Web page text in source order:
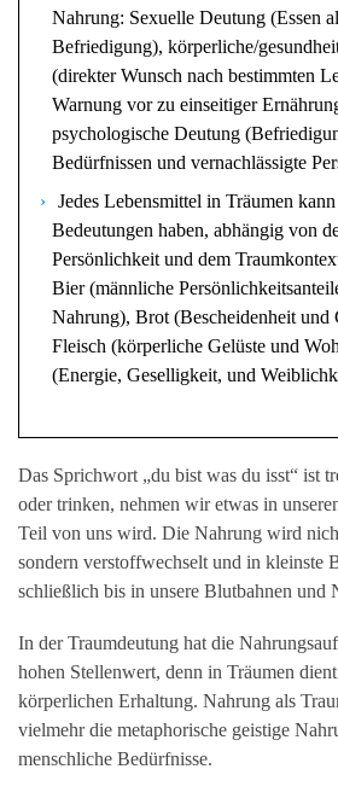
Nahrung: Sexuelle Deutung (Essen
Befriedigung), körperliche/
(direkter Wunsch nach bestimmten
Warnung vor zu einseitiger
psychologische Deutung
Bedürfnissen und vernachlässigte
Jedes Lebensmittel in Träumen
Bedeutungen haben, abhängig von
Persönlichkeit und dem
Bier (männliche
Nahrung), Brot (Bescheidenheit und
Fleisch (körperliche Gelüste und
(Energie, Geselligkeit, und
Das Sprichwort „du bist was du isst“ ist
oder trinken, nehmen wir etwas in
Teil von uns wird. Die Nahrung wird
sondern verstoffwechselt und in kleinste
schließlich bis in unsere Blutbahnen und
In der Traumdeutung hat die
hohen Stellenwert, denn in Träumen
körperlichen Erhaltung. Nahrung als
vielmehr die metaphorische geistige
menschliche Bedürfnisse.